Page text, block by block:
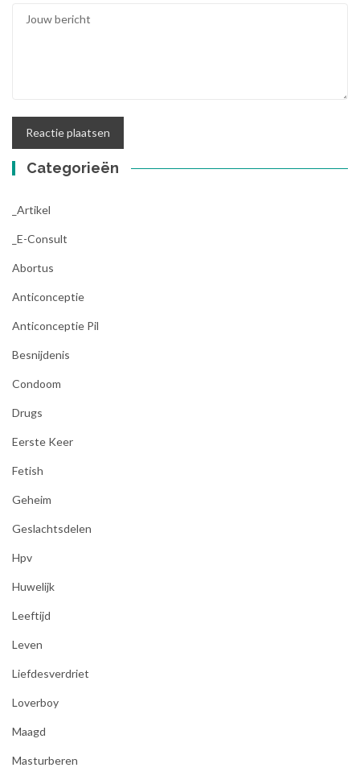
Categorieën
_Artikel
_E-Consult
Abortus
Anticonceptie
Anticonceptie Pil
Besnijdenis
Condoom
Drugs
Eerste Keer
Fetish
Geheim
Geslachtsdelen
Hpv
Huwelijk
Leeftijd
Leven
Liefdesverdriet
Loverboy
Maagd
Masturberen